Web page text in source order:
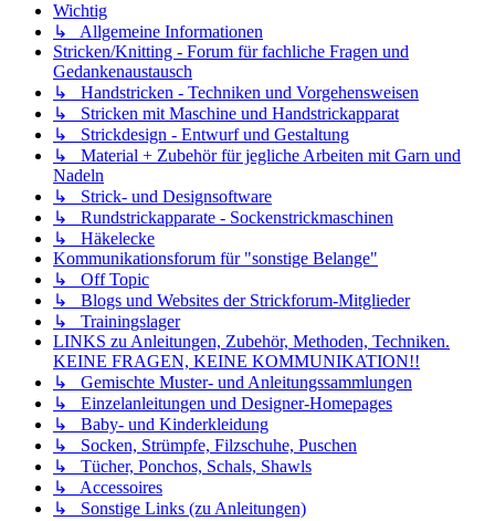
Wichtig
↳ Allgemeine Informationen
Stricken/Knitting - Forum für fachliche Fragen und
Gedankenaustausch
↳ Handstricken - Techniken und Vorgehensweisen
↳ Stricken mit Maschine und Handstrickapparat
↳ Strickdesign - Entwurf und Gestaltung
↳ Material + Zubehör für jegliche Arbeiten mit Garn und
Nadeln
↳ Strick- und Designsoftware
↳ Rundstrickapparate - Sockenstrickmaschinen
↳ Häkelecke
Kommunikationsforum für "sonstige Belange"
↳ Off Topic
↳ Blogs und Websites der Strickforum-Mitglieder
↳ Trainingslager
LINKS zu Anleitungen, Zubehör, Methoden, Techniken.
KEINE FRAGEN, KEINE KOMMUNIKATION!!
↳ Gemischte Muster- und Anleitungssammlungen
↳ Einzelanleitungen und Designer-Homepages
↳ Baby- und Kinderkleidung
↳ Socken, Strümpfe, Filzschuhe, Puschen
↳ Tücher, Ponchos, Schals, Shawls
↳ Accessoires
↳ Sonstige Links (zu Anleitungen)